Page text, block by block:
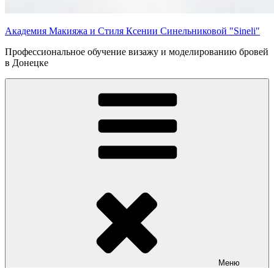
Академия Макияжа и Стиля Ксении Синельниковой "Sineli"
Профессиональное обучение визажу и моделированию бровей
в Донецке
Меню